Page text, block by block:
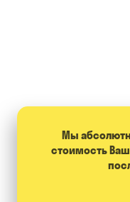
Мы
стоимость